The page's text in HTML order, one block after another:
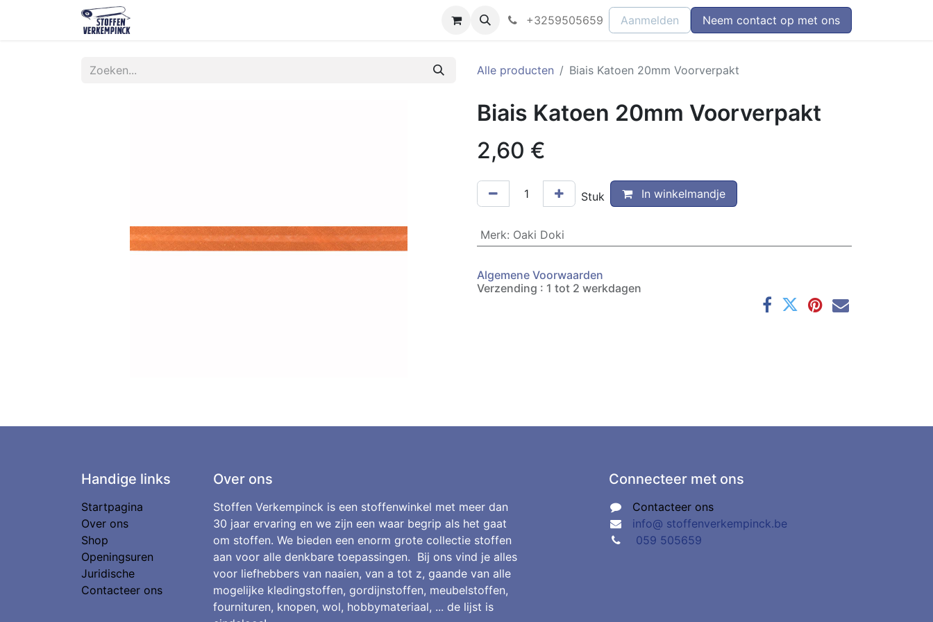
+3259505659 Aanmelden Neem contact op met ons
Alle producten Biais Katoen 20mm Voorverpakt
Biais Katoen 20mm Voorverpakt
2,60 €
Stuk In winkelmandje
Merk: Oaki Doki
Algemene Voorwaarden
Verzending : 1 tot 2 werkdagen
Handige links
Startpagina
Over ons
Shop
Openingsuren
Juridische
Contacteer ons
Over ons
Stoffen Verkempinck is een stoffenwinkel met meer dan
30 jaar ervaring en we zijn een waar begrip als het gaat
om stoffen. We bieden een enorm grote collectie stoffen
aan voor alle denkbare toepassingen. Bij ons vind je alles
voor liefhebbers van naaien, van a tot z, gaande van alle
mogelijke kledingstoffen, gordijnstoffen, meubelstoffen,
fournituren, knopen, wol, hobbymateriaal, ... de lijst is
Connecteer met ons
Contacteer ons
info@ stoffenverkempinck.be
059 505659